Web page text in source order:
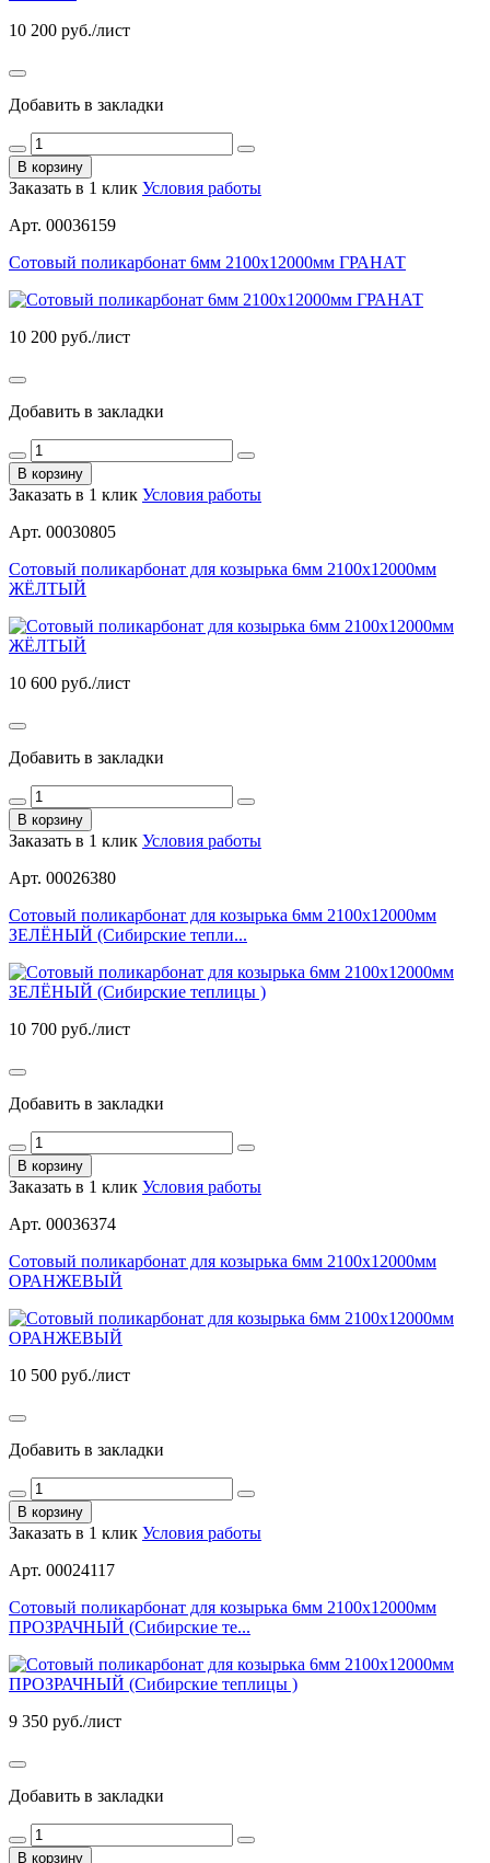
10 200 руб./лист
Добавить в закладки
В корзину
Заказать в 1 клик Условия работы
Арт. 00036159
Сотовый поликарбонат 6мм 2100х12000мм ГРАНАТ
10 200 руб./лист
Добавить в закладки
В корзину
Заказать в 1 клик Условия работы
Арт. 00030805
Сотовый поликарбонат для козырька 6мм 2100х12000мм
ЖЁЛТЫЙ
10 600 руб./лист
Добавить в закладки
В корзину
Заказать в 1 клик Условия работы
Арт. 00026380
Сотовый поликарбонат для козырька 6мм 2100х12000мм
ЗЕЛЁНЫЙ (Сибирские тепли...
10 700 руб./лист
Добавить в закладки
В корзину
Заказать в 1 клик Условия работы
Арт. 00036374
Сотовый поликарбонат для козырька 6мм 2100х12000мм
ОРАНЖЕВЫЙ
10 500 руб./лист
Добавить в закладки
В корзину
Заказать в 1 клик Условия работы
Арт. 00024117
Сотовый поликарбонат для козырька 6мм 2100х12000мм
ПРОЗРАЧНЫЙ (Сибирские те...
9 350 руб./лист
Добавить в закладки
В корзину